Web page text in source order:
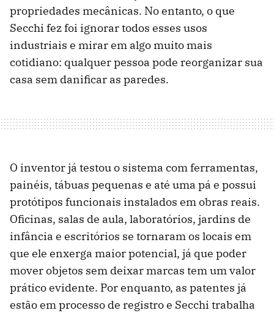
propriedades mecânicas. No entanto, o que
Secchi fez foi ignorar todos esses usos
industriais e mirar em algo muito mais
cotidiano: qualquer pessoa pode reorganizar sua
casa sem danificar as paredes.
O inventor já testou o sistema com ferramentas,
painéis, tábuas pequenas e até uma pá e possui
protótipos funcionais instalados em obras reais.
Oficinas, salas de aula, laboratórios, jardins de
infância e escritórios se tornaram os locais em
que ele enxerga maior potencial, já que poder
mover objetos sem deixar marcas tem um valor
prático evidente. Por enquanto, as patentes já
estão em processo de registro e Secchi trabalha